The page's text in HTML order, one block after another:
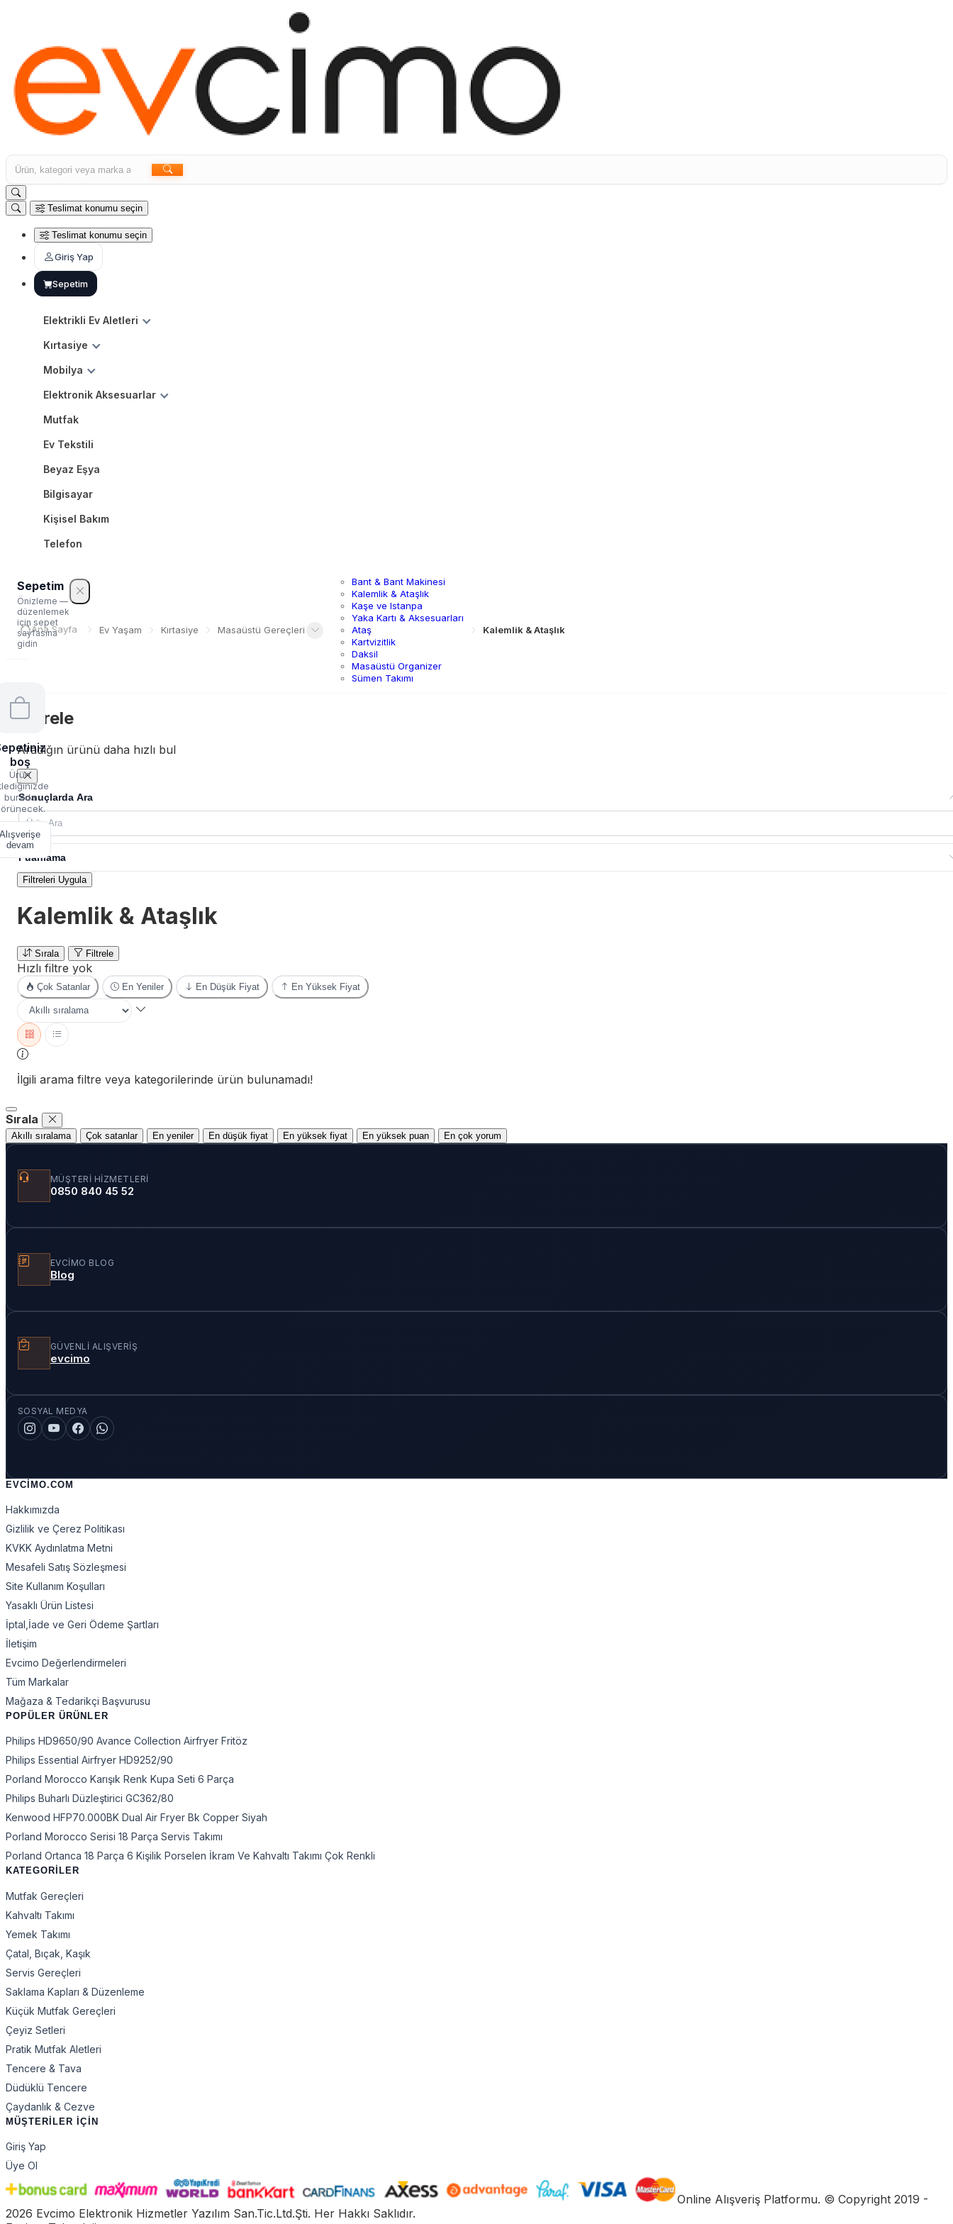
Teslimat konumu seçin
Teslimat konumu seçin
Giriş Yap
Sepetim
Elektrikli Ev Aletleri
Kırtasiye
Mobilya
Elektronik Aksesuarlar
Mutfak
Ev Tekstili
Beyaz Eşya
Bilgisayar
Kişisel Bakım
Telefon
Sepetim
Önizleme —
düzenlemek
için sepet
sayfasına
gidin
boş
Ürün
burada
Alışverişe
devam
Ana Sayfa Ev Yaşam Kırtasiye Masaüstü Gereçleri
Bant & Bant Makinesi
Kalemlik & Ataşlık
Kaşe ve Istanpa
Yaka Kartı & Aksesuarları
Ataş
Kartvizitlik
Daksil
Masaüstü Organizer
Sümen Takımı
Kalemlik & Ataşlık
Filtrele
Aradığın ürünü daha hızlı bul
Sonuçlarda Ara
Puanlama
Filtreleri Uygula
Kalemlik & Ataşlık
Sırala Filtrele
Hızlı filtre yok
Çok Satanlar En Yeniler En Düşük Fiyat En Yüksek Fiyat
İlgili arama filtre veya kategorilerinde ürün bulunamadı!
Sırala
Akıllı sıralama Çok satanlar En yeniler En düşük fiyat En yüksek fiyat En yüksek puan En çok yorum
MÜŞTERI HIZMETLERI
0850 840 45 52
EVCIMO BLOG
Blog
GÜVENLI ALIŞVERIŞ
evcimo
SOSYAL MEDYA
EVCIMO.COM
Hakkımızda
Gizlilik ve Çerez Politikası
KVKK Aydınlatma Metni
Mesafeli Satış Sözleşmesi
Site Kullanım Koşulları
Yasaklı Ürün Listesi
İptal,İade ve Geri Ödeme Şartları
İletişim
Evcimo Değerlendirmeleri
Tüm Markalar
Mağaza & Tedarikçi Başvurusu
POPÜLER ÜRÜNLER
Philips HD9650/90 Avance Collection Airfryer Fritöz
Philips Essential Airfryer HD9252/90
Porland Morocco Karışık Renk Kupa Seti 6 Parça
Philips Buharlı Düzleştirici GC362/80
Kenwood HFP70.000BK Dual Air Fryer Bk Copper Siyah
Porland Morocco Serisi 18 Parça Servis Takımı
Porland Ortanca 18 Parça 6 Kişilik Porselen İkram Ve Kahvaltı Takımı Çok Renkli
KATEGORİLER
Mutfak Gereçleri
Kahvaltı Takımı
Yemek Takımı
Çatal, Bıçak, Kaşık
Servis Gereçleri
Saklama Kapları & Düzenleme
Küçük Mutfak Gereçleri
Çeyiz Setleri
Pratik Mutfak Aletleri
Tencere & Tava
Düdüklü Tencere
Çaydanlık & Cezve
MÜŞTERİLER İÇİN
Giriş Yap
Üye Ol
Online Alışveriş Platformu. © Copyright 2019 -
2026 Evcimo Elektronik Hizmetler Yazılım San.Tic.Ltd.Şti. Her Hakkı Saklıdır.